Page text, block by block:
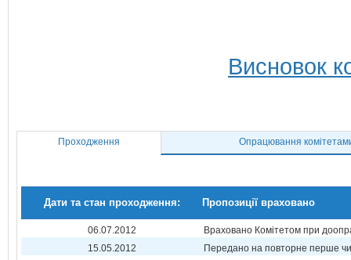
Висновок
Проходження Опрацювання
Дати та стан проходження: Пропозиції враховано
06.07.2012
Враховано Комітетом при
15.05.2012
Передано на повторне перше